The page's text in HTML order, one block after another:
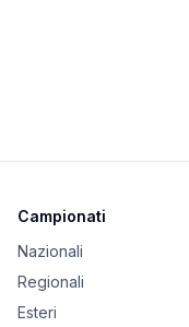
Campionati
Nazionali
Regionali
Esteri